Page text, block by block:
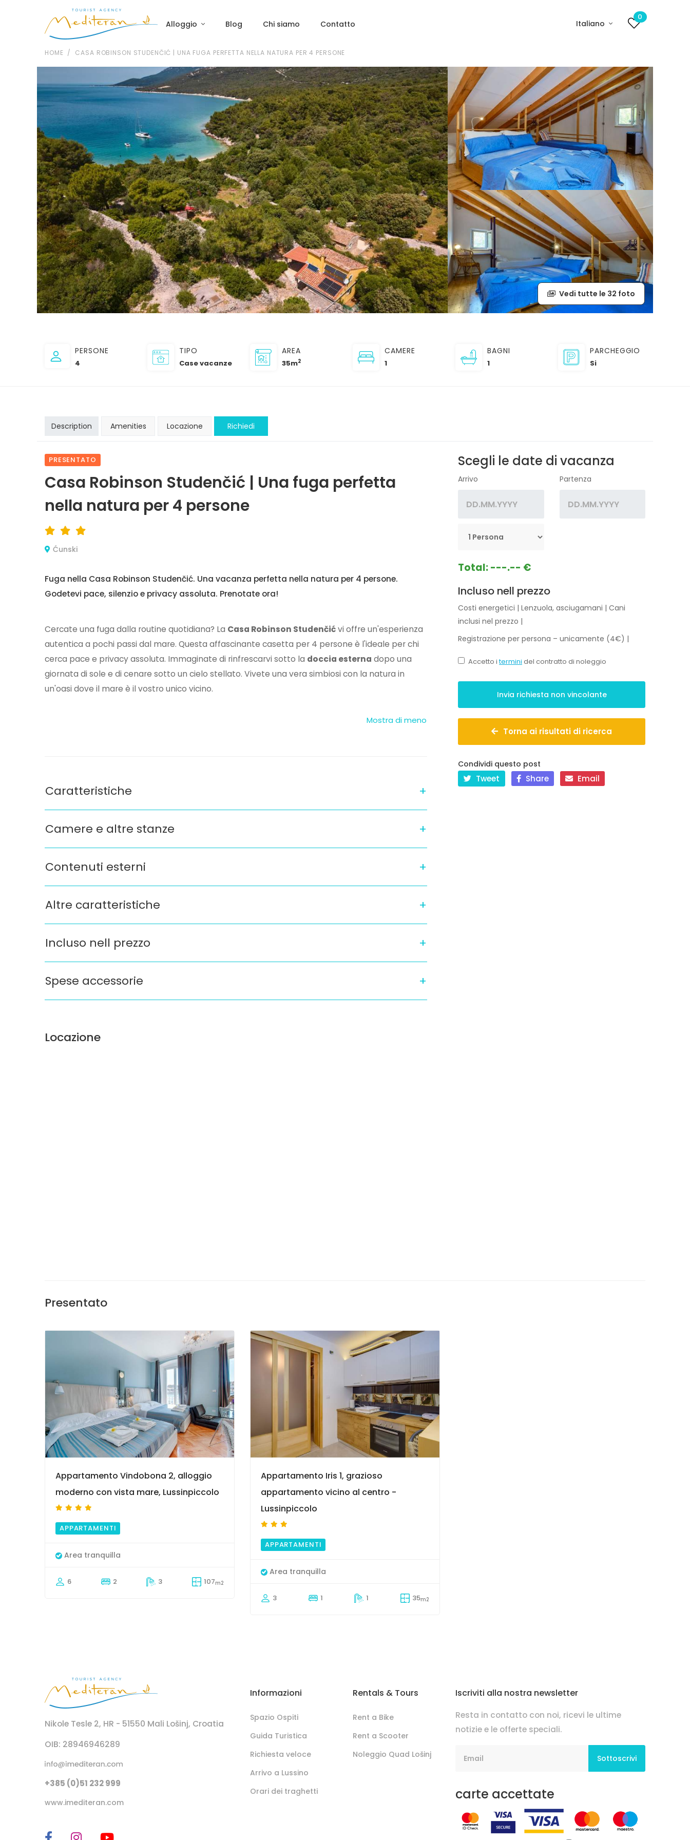
Alloggio Blog Chi siamo Contatto Italiano
0
HOME CASA ROBINSON STUDENČIĆ | UNA FUGA PERFETTA NELLA NATURA PER 4 PERSONE
Vedi tutte le 32 foto
PERSONE
4
TIPO
Case vacanze
AREA
35m2
CAMERE
1
BAGNI
1
PARCHEGGIO
Si
Description Amenities Locazione Richiedi
PRESENTATO
Casa Robinson Studenčić | Una fuga perfetta
nella natura per 4 persone
Ćunski
Fuga nella Casa Robinson Studenčić. Una vacanza perfetta nella natura per 4 persone.
Godetevi pace, silenzio e privacy assoluta. Prenotate ora!
Cercate una fuga dalla routine quotidiana? La Casa Robinson Studenčićvi offre un'esperienza
autentica a pochi passi dal mare. Questa affascinante casetta per 4 persone è l'ideale per chi
cerca pace e privacy assoluta. Immaginate di rinfrescarvi sotto la doccia esterna dopo una
giornata di sole e di cenare sotto un cielo stellato. Vivete una vera simbiosi con la natura in
un'oasi dove il mare è il vostro unico vicino.
Caratteristiche
Camere e altre stanze
Contenuti esterni
Altre caratteristiche
Incluso nell prezzo
Spese accessorie
Scegli le date di vacanza
Arrivo Partenza
Total:---.-- €
Incluso nell prezzo
Costi energetici | Lenzuola, asciugamani | Cani
inclusi nel prezzo |
Registrazione per persona – unicamente (4€) |
Accetto itermini del contratto di noleggio
Torna ai risultati di ricerca
Condividi questo post
Tweet Share Email
Locazione
Presentato
9
Appartamento Vindobona 2, alloggio
moderno con vista mare, Lussinpiccolo
APPARTAMENTI
Area tranquilla
6 2 3 107m2
Appartamento Iris 1, grazioso
appartamento vicino al centro -
Lussinpiccolo
APPARTAMENTI
Area tranquilla
3 1 1 35m2
Nikole Tesle 2, HR - 51550 Mali Lošinj, Croatia
OIB: 28946946289
+385 (0)51 232 999
www.imediteran.com
Informazioni
Spazio Ospiti
Guida Turistica
Richiesta veloce
Arrivo a Lussino
Orari dei traghetti
Rentals & Tours
Rent a Bike
Rent a Scooter
Noleggio Quad Lošinj
Iscriviti alla nostra newsletter
Resta in contatto con noi, ricevi le ultime
notizie e le offerte speciali.
Sottoscrivi
carte accettate